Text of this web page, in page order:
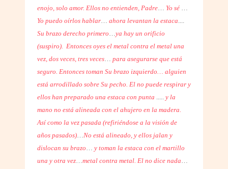
enojo, solo amor. Ellos no entienden, Padre… Yo sé …
Yo puedo oírlos hablar… ahora levantan la estaca....
Su brazo derecho primero…ya hay un orificio
(suspiro). Entonces oyes el metal contra el metal una
vez, dos veces, tres veces… para asegurarse que está
seguro. Entonces toman Su brazo izquierdo… alguien
está arrodillado sobre Su pecho. El no puede respirar y
ellos han preparado una estaca con punta ..... y la
mano no está alineada con el ahujero en la madera.
Así como la vez pasada (refiriéndose a la visión de
años pasados)…No está alineado, y ellos jalan y
dislocan su brazo… y toman la estaca con el martillo
una y otra vez…metal contra metal. El no dice nada…